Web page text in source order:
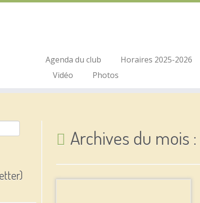
Agenda du club Horaires 2025-2026
Vidéo
Photos
Archives du mois :